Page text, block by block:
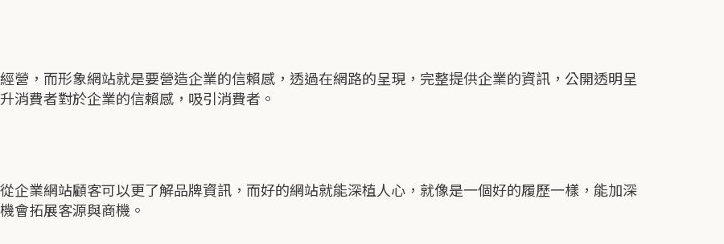
營，而形象網站就是要營造企業的信賴感，透過在網路的呈現，完整提供企業的資訊，公開透明呈
消費者對於企業的信賴感，吸引消費者。
企業網站顧客可以更了解品牌資訊，而好的網站就能深植人心，就像是一個好的履歷一樣，能加深
會拓展客源與商機。